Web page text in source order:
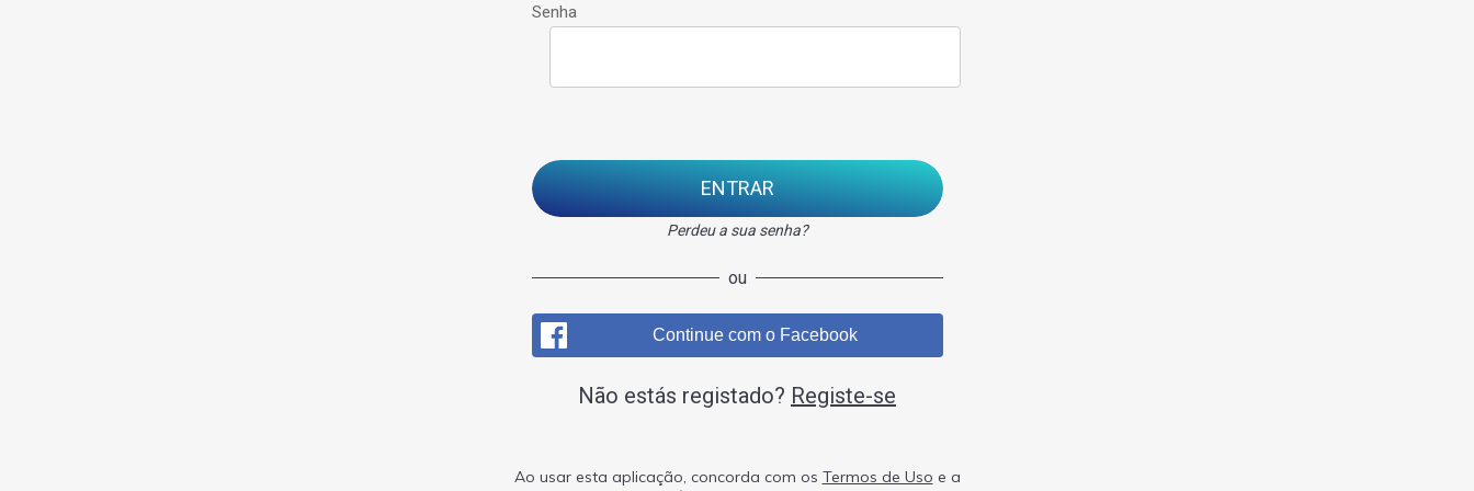
Senha
ENTRAR
Perdeu a sua senha?
ou
Continue com o Facebook
Não estás registado? Registe-se
Ao usar esta aplicação, concorda com os Termos de Uso e a